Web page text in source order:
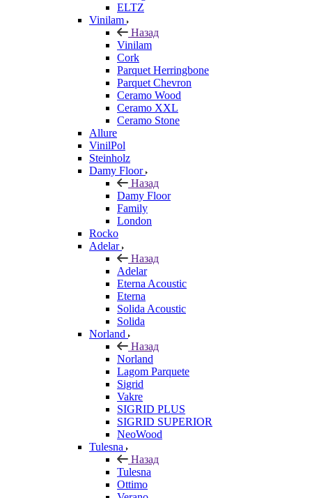
ELTZ
Vinilam
Назад
Vinilam
Cork
Parquet Herringbone
Parquet Chevron
Ceramo Wood
Ceramo XXL
Ceramo Stone
Allure
VinilPol
Steinholz
Damy Floor
Назад
Damy Floor
Family
London
Rocko
Adelar
Назад
Adelar
Eterna Acoustic
Eterna
Solida Acoustic
Solida
Norland
Назад
Norland
Lagom Parquete
Sigrid
Vakre
SIGRID PLUS
SIGRID SUPERIOR
NeoWood
Tulesna
Назад
Tulesna
Ottimo